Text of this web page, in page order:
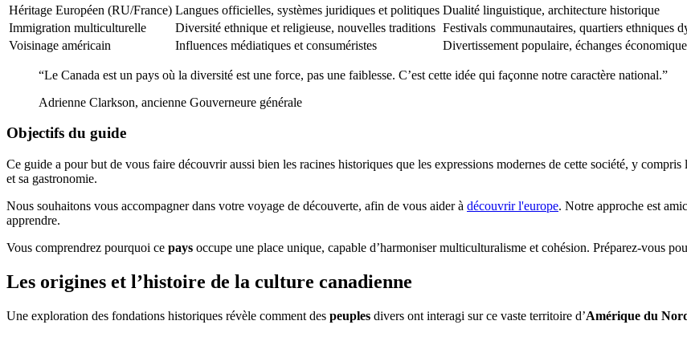
Héritage Européen (RU/France) Langues officielles, systèmes juridiques et politiques Dualité linguistique, architecture historique
Immigration multiculturelle
Diversité ethnique et religieuse, nouvelles traditions Festivals communautaires, quartiers ethniques
Voisinage américain
Influences médiatiques et consuméristes Divertissement populaire, échanges
“Le Canada est un pays où la diversité est une force, pas une faiblesse. C’est cette idée qui façonne notre caractère national.”
Adrienne Clarkson, ancienne Gouverneure générale
Objectifs du guide
Ce guide a pour but de vous faire découvrir aussi bien les racines historiques que les expressions modernes de cette société, y compris
et sa gastronomie.
Nous souhaitons vous accompagner dans votre voyage de découverte, afin de vous aider à découvrir l'europe. Notre approche est
apprendre.
Vous comprendrez pourquoi ce pays occupe une place unique, capable d’harmoniser multiculturalisme et cohésion. Préparez-vous
Les origines et l’histoire de la culture canadienne
Une exploration des fondations historiques révèle comment des peuples divers ont interagi sur ce vaste territoire d’Amérique du